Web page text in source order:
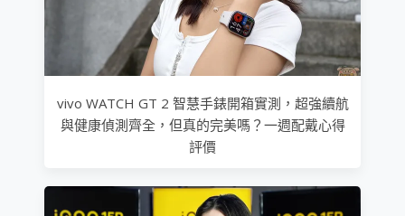
vivo WATCH GT 2 智慧手錶開箱實測，超強續航
與健康偵測齊全，但真的完美嗎？一週配戴心得
評價